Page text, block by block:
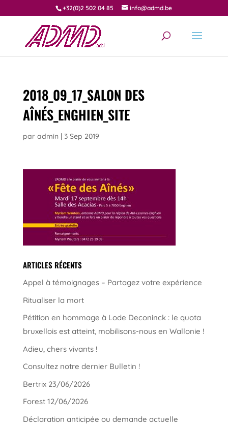
+32(0)2 502 04 85 info@admd.be
2018_09_17_SALON DES
AÎNÉS_ENGHIEN_SITE
par admin | 3 Sep 2019
ARTICLES RÉCENTS
Appel à témoignages – Partagez votre expérience
Ritualiser la mort
Pétition en hommage à Lode Deconinck : le quota
bruxellois est atteint, mobilisons-nous en Wallonie !
Adieu, chers vivants !
Consultez notre dernier Bulletin !
Bertrix 23/06/2026
Forest 12/06/2026
Déclaration anticipée ou demande actuelle